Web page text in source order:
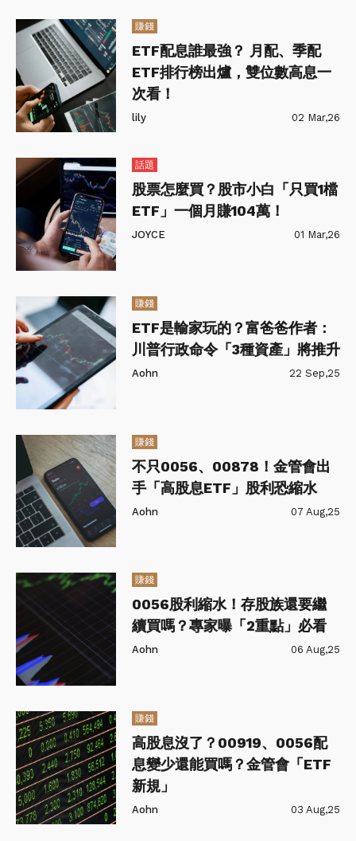
賺錢
ETF配息誰最強？ 月配、季配
ETF排行榜出爐，雙位數高息一
次看！
lily 02 Mar,26
話題
股票怎麼買？股市小白「只買1檔
ETF」一個月賺104萬！
JOYCE 01 Mar,26
賺錢
ETF是輸家玩的？富爸爸作者：
川普行政命令「3種資產」將推升
Aohn 22 Sep,25
賺錢
不只0056、00878！金管會出
手「高股息ETF」股利恐縮水
Aohn 07 Aug,25
賺錢
0056股利縮水！存股族還要繼
續買嗎？專家曝「2重點」必看
Aohn 06 Aug,25
賺錢
高股息沒了？00919、0056配
息變少還能買嗎？金管會「ETF
新規」
Aohn 03 Aug,25